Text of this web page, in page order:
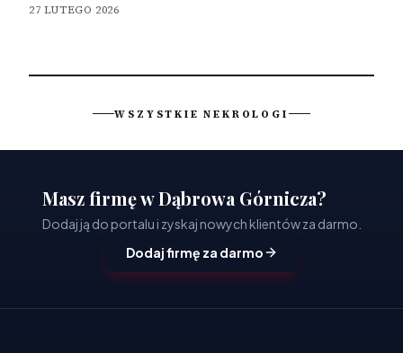
27 LUTEGO 2026
WSZYSTKIE NEKROLOGI
Masz firmę w Dąbrowa Górnicza?
Dodaj ją do portalu i zyskaj nowych klientów za darmo.
Dodaj firmę za darmo